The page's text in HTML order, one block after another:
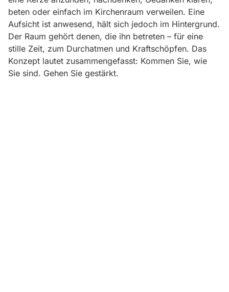
beten oder einfach im Kirchenraum verweilen. Eine
Aufsicht ist anwesend, hält sich jedoch im Hintergrund.
Der Raum gehört denen, die ihn betreten – für eine
stille Zeit, zum Durchatmen und Kraftschöpfen. Das
Konzept lautet zusammengefasst: Kommen Sie, wie
Sie sind. Gehen Sie gestärkt.